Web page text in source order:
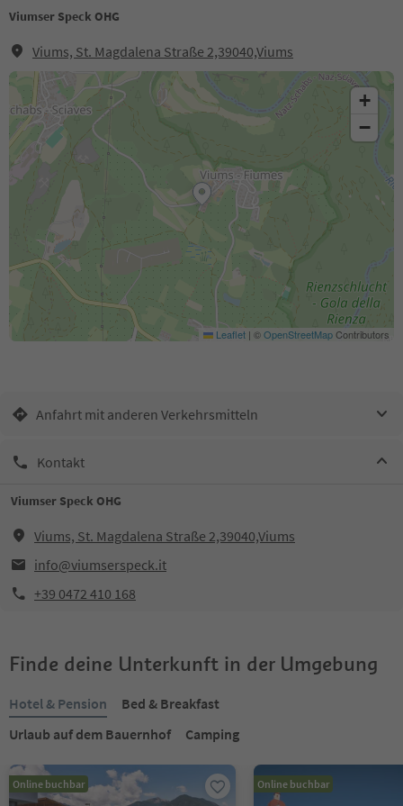
Viumser Speck OHG
Viums, St. Magdalena Straße 2,39040,Viums
+
−
Leaflet | ©OpenStreetMapContributors
Anfahrt mit anderen Verkehrsmitteln
Kontakt
Viumser Speck OHG
Viums, St. Magdalena Straße 2,39040,Viums
info@viumserspeck.it
+39 0472 410 168
Finde deine Unterkunft in der Umgebung
Hotel & Pension
Bed & Breakfast
Urlaub auf dem Bauernhof
Camping
Online buchbar Online buchbar